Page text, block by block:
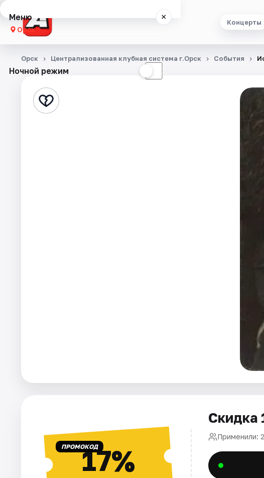
Концерты
Меню ×
Орск
Концерты
Стендап
Ночной режим ☾
Орск Централизованная клубная система г.Орск События
ПРОМОКОД17%
Скидка
Применили: